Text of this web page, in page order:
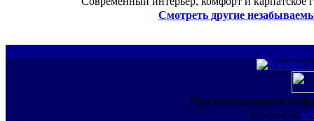
Смотреть другие
При использовании
ссылка на